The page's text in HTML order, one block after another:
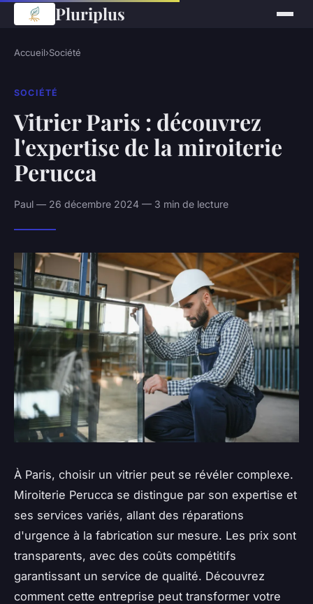
Pluriplus
Accueil›Société
SOCIÉTÉ
Vitrier Paris : découvrez
l'expertise de la miroiterie
Perucca
Paul — 26 décembre 2024 — 3 min de lecture
À Paris, choisir un vitrier peut se révéler complexe.
Miroiterie Perucca se distingue par son expertise et
ses services variés, allant des réparations
d'urgence à la fabrication sur mesure. Les prix sont
transparents, avec des coûts compétitifs
garantissant un service de qualité. Découvrez
comment cette entreprise peut transformer votre